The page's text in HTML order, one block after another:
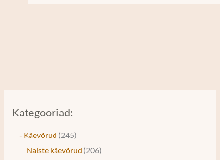
Kategooriad:
- Käevõrud 245
Naiste käevõrud 206